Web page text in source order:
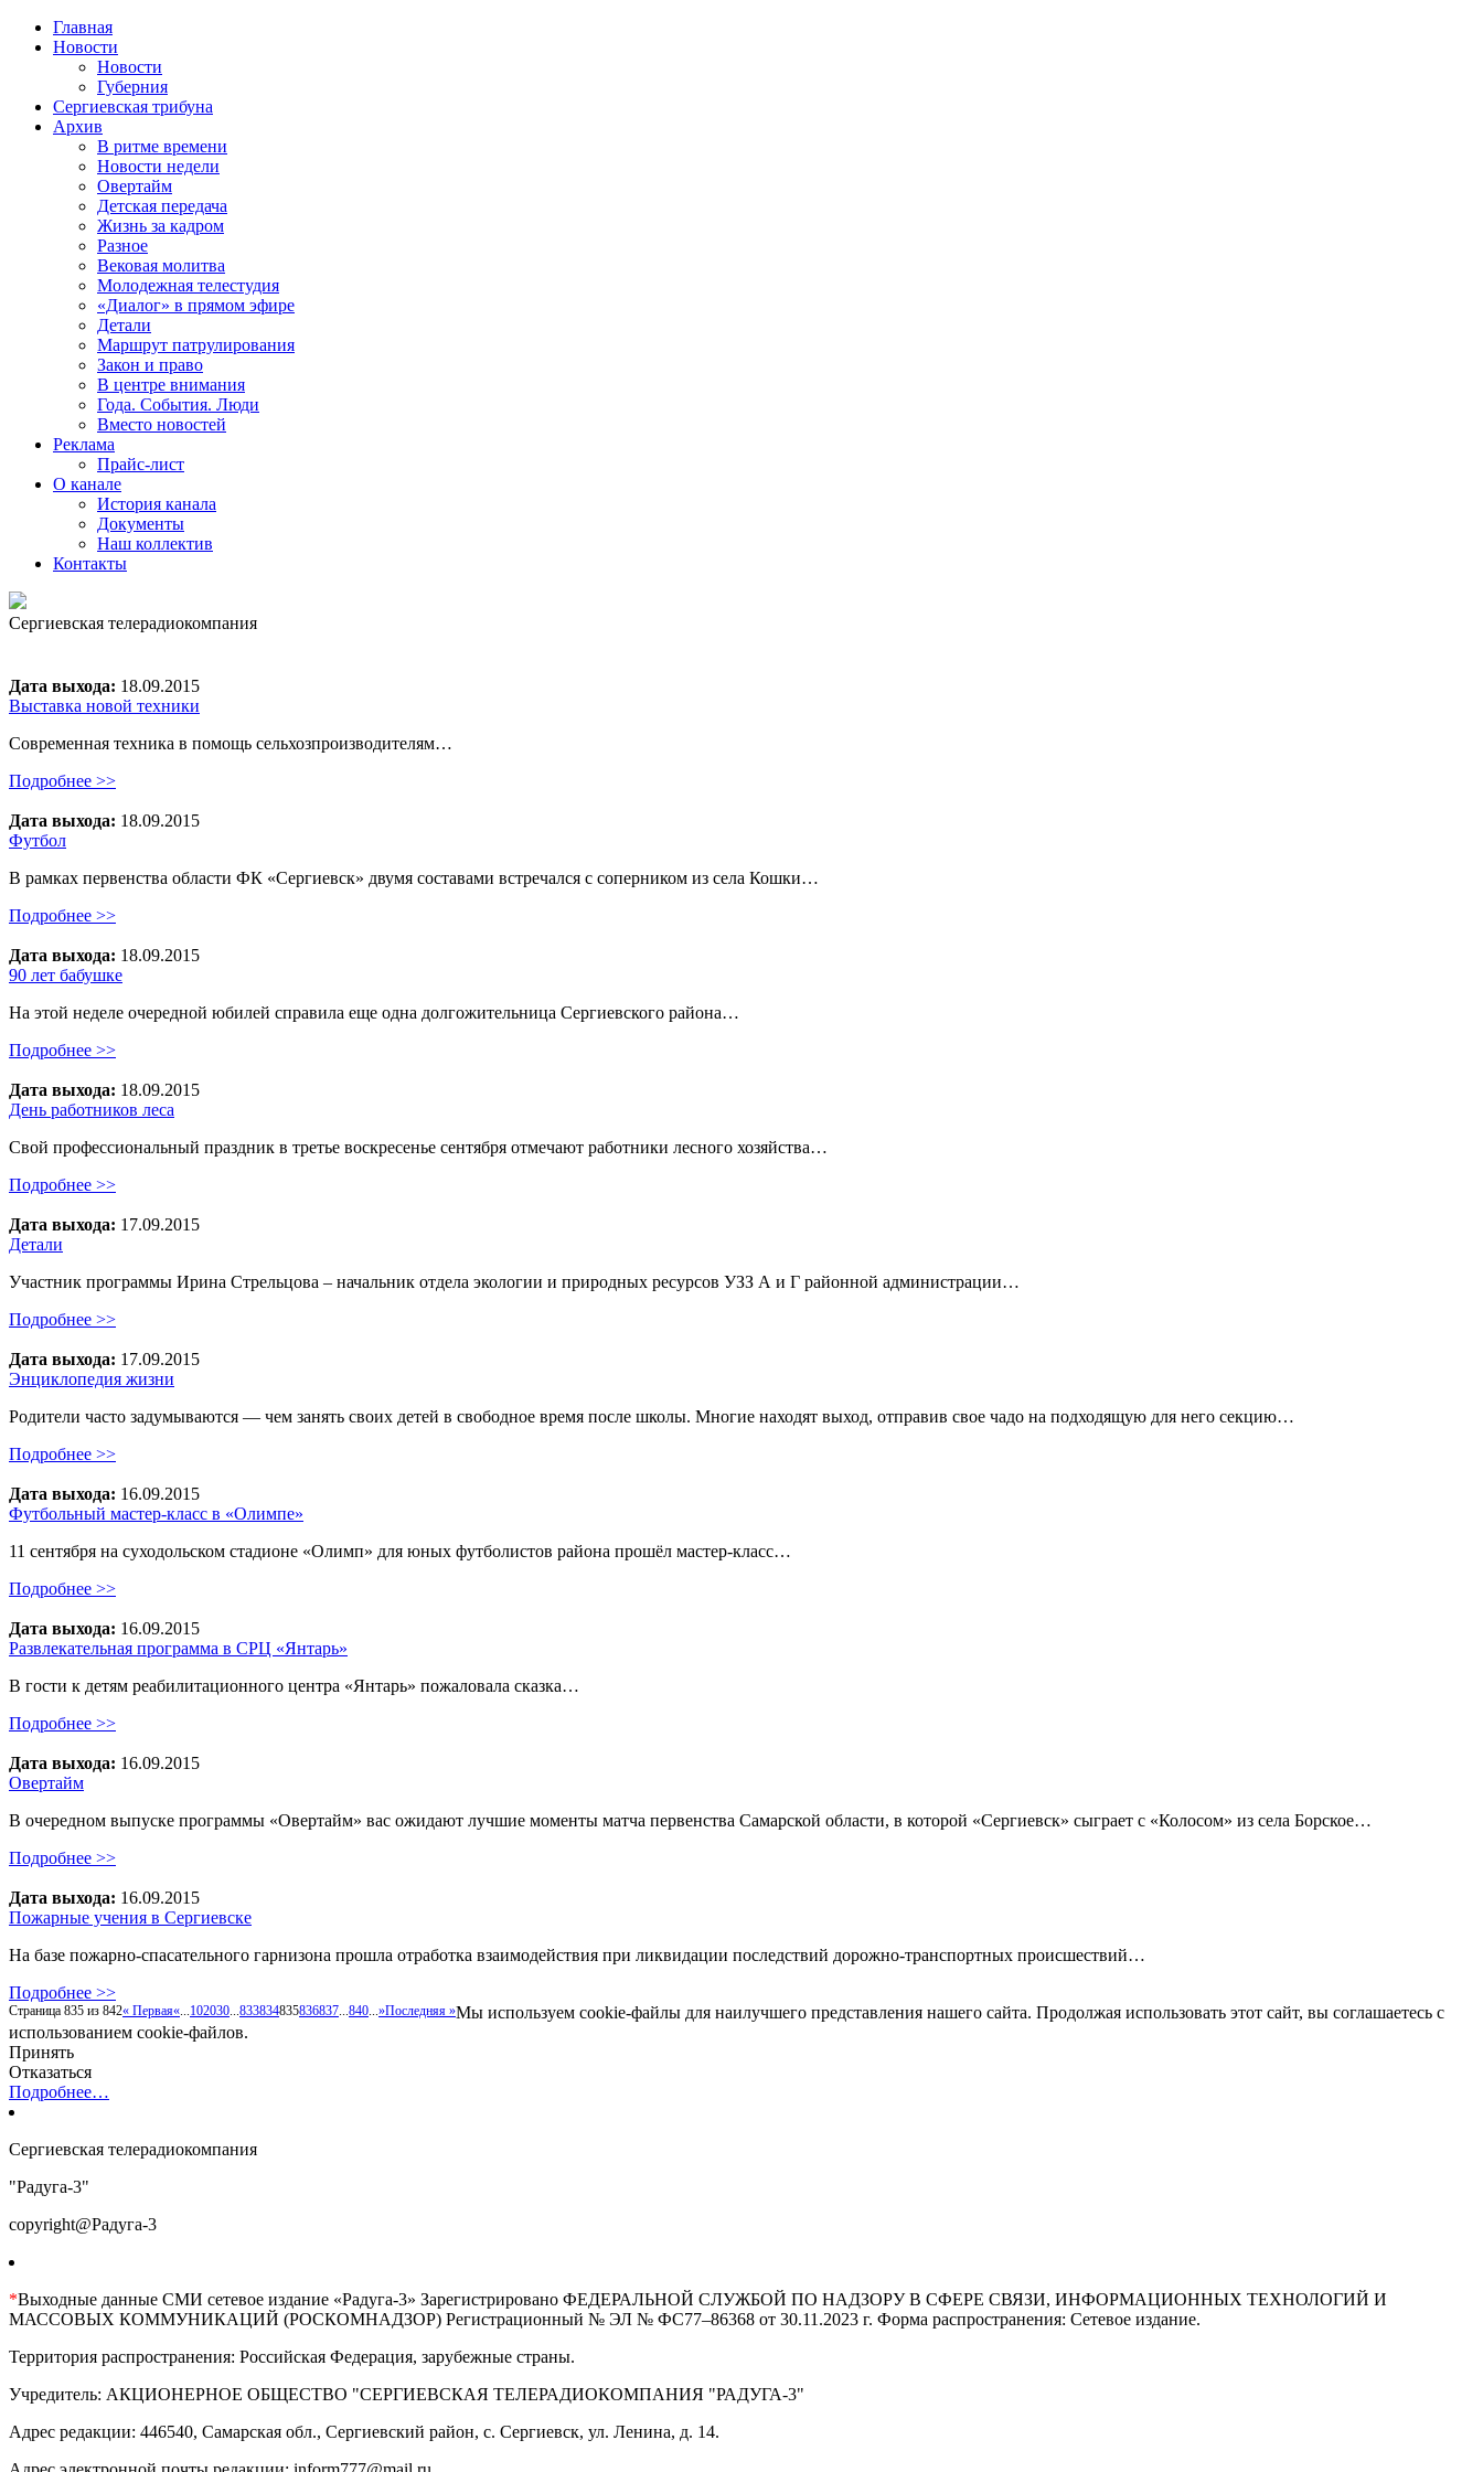
Главная
Новости
Новости
Губерния
Сергиевская трибуна
Архив
В ритме времени
Новости недели
Овертайм
Детская передача
Жизнь за кадром
Разное
Вековая молитва
Молодежная телестудия
«Диалог» в прямом эфире
Детали
Маршрут патрулирования
Закон и право
В центре внимания
Года. События. Люди
Вместо новостей
Реклама
Прайс-лист
О канале
История канала
Документы
Наш коллектив
Контакты
Сергиевская телерадиокомпания
Дата выхода: 18.09.2015
Выставка новой техники
Современная техника в помощь сельхозпроизводителям…
Подробнее >>
Дата выхода: 18.09.2015
Футбол
В рамках первенства области ФК «Сергиевск» двумя составами встречался с соперником из села Кошки…
Подробнее >>
Дата выхода: 18.09.2015
90 лет бабушке
На этой неделе очередной юбилей справила еще одна долгожительница Сергиевского района…
Подробнее >>
Дата выхода: 18.09.2015
День работников леса
Свой профессиональный праздник в третье воскресенье сентября отмечают работники лесного хозяйства…
Подробнее >>
Дата выхода: 17.09.2015
Детали
Участник программы Ирина Стрельцова – начальник отдела экологии и природных ресурсов УЗЗ А и Г районной администрации…
Подробнее >>
Дата выхода: 17.09.2015
Энциклопедия жизни
Родители часто задумываются — чем занять своих детей в свободное время после школы. Многие находят выход, отправив свое чадо на подходящую для него секцию…
Подробнее >>
Дата выхода: 16.09.2015
Футбольный мастер-класс в «Олимпе»
11 сентября на суходольском стадионе «Олимп» для юных футболистов района прошёл мастер-класс…
Подробнее >>
Дата выхода: 16.09.2015
Развлекательная программа в СРЦ «Янтарь»
В гости к детям реабилитационного центра «Янтарь» пожаловала сказка…
Подробнее >>
Дата выхода: 16.09.2015
Овертайм
В очередном выпуске программы «Овертайм» вас ожидают лучшие моменты матча первенства Самарской области, в которой «Сергиевск» сыграет с «Колосом» из села Борское…
Подробнее >>
Дата выхода: 16.09.2015
Пожарные учения в Сергиевске
На базе пожарно-спасательного гарнизона прошла отработка взаимодействия при ликвидации последствий дорожно-транспортных происшествий…
Подробнее >>
Страница 835 из 842« Первая«...102030...833834835836837...840...»Последняя »Мы используем cookie-файлы для наилучшего представления нашего сайта. Продолжая использовать этот сайт, вы соглашаетесь с
использованием cookie-файлов.
Принять
Отказаться
Подробнее…
Сергиевская телерадиокомпания
"Радуга-3"
copyright@Радуга-3
*Выходные данные СМИ сетевое издание «Радуга-3» Зарегистрировано ФЕДЕРАЛЬНОЙ СЛУЖБОЙ ПО НАДЗОРУ В СФЕРЕ СВЯЗИ, ИНФОРМАЦИОННЫХ ТЕХНОЛОГИЙ И
МАССОВЫХ КОММУНИКАЦИЙ (РОСКОМНАДЗОР) Регистрационный № ЭЛ № ФС77–86368 от 30.11.2023 г. Форма распространения: Сетевое издание.
Территория распространения: Российская Федерация, зарубежные страны.
Учредитель: АКЦИОНЕРНОЕ ОБЩЕСТВО "СЕРГИЕВСКАЯ ТЕЛЕРАДИОКОМПАНИЯ "РАДУГА-3"
Адрес редакции: 446540, Самарская обл., Сергиевский район, с. Сергиевск, ул. Ленина, д. 14.